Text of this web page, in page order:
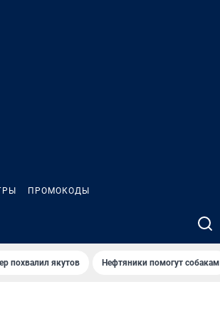
ПРОМОКОДЫ
похвалил якутов Нефтяники помогут собакам